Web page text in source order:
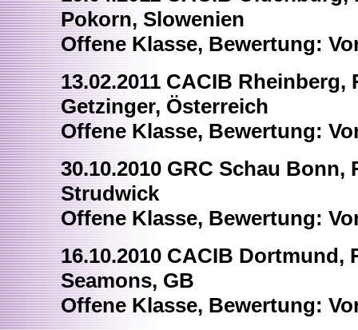
Pokorn, Slowenien
Offene Klasse, Bewertung:
13.02.2011 CACIB
Getzinger, Österreich
Offene Klasse, Bewertung:
30.10.2010 GRC Schau
Strudwick
Offene Klasse, Bewertung:
16.10.2010 CACIB Dortmund,
Seamons, GB
Offene Klasse, Bewertung: